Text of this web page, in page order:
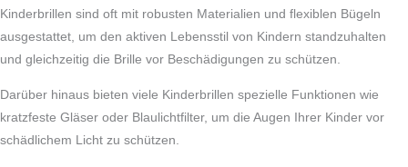
Kinderbrillen sind oft mit robusten Materialien und flexiblen Bügeln
ausgestattet, um den aktiven Lebensstil von Kindern standzuhalten
und gleichzeitig die Brille vor Beschädigungen zu schützen.
Darüber hinaus bieten viele Kinderbrillen spezielle Funktionen wie
kratzfeste Gläser oder Blaulichtfilter, um die Augen Ihrer Kinder vor
schädlichem Licht zu schützen.